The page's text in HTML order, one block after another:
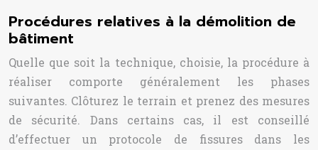
Procédures relatives à la démolition de
bâtiment
Quelle que soit la technique, choisie, la procédure à
réaliser comporte généralement les phases
suivantes. Clôturez le terrain et prenez des mesures
de sécurité. Dans certains cas, il est conseillé
d’effectuer un protocole de fissures dans les